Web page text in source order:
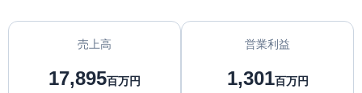
売上高
17,895百万円
営業利益
1,301百万円